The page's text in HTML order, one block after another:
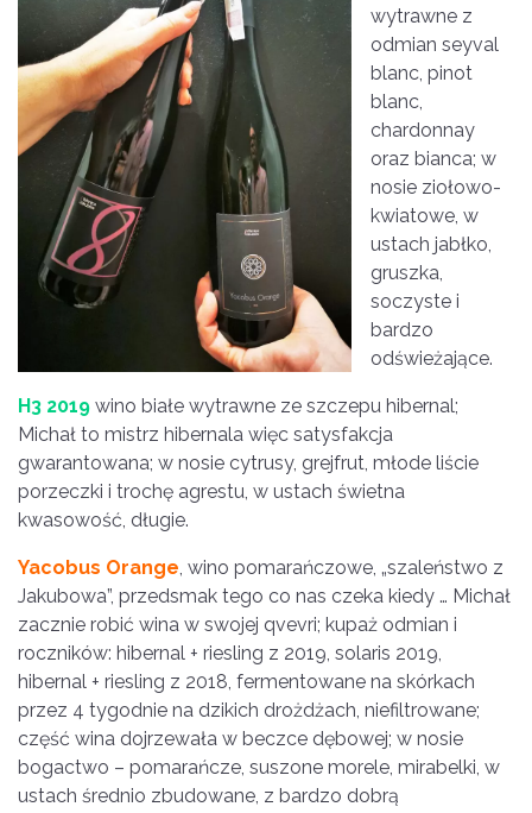
wytrawne z
odmian seyval
blanc, pinot
blanc,
chardonnay
oraz bianca; w
nosie ziołowo-
kwiatowe, w
ustach jabłko,
gruszka,
soczyste i
bardzo
odświeżające.
H3 2019 wino białe wytrawne ze szczepu hibernal;
Michał to mistrz hibernala więc satysfakcja
gwarantowana; w nosie cytrusy, grejfrut, młode liście
porzeczki i trochę agrestu, w ustach świetna
kwasowość, długie.
Yacobus Orange, wino pomarańczowe, „szaleństwo z
Jakubowa”, przedsmak tego co nas czeka kiedy … Michał
zacznie robić wina w swojej qvevri; kupaż odmian i
roczników: hibernal + riesling z 2019, solaris 2019,
hibernal + riesling z 2018, fermentowane na skórkach
przez 4 tygodnie na dzikich drożdżach, niefiltrowane;
część wina dojrzewała w beczce dębowej; w nosie
bogactwo – pomarańcze, suszone morele, mirabelki, w
ustach średnio zbudowane, z bardzo dobrą